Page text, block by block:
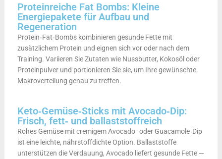
Proteinreiche Fat Bombs: Kleine
Energiepakete für Aufbau und
Regeneration
Protein‑Fat‑Bombs kombinieren gesunde Fette mit
zusätzlichem Protein und eignen sich vor oder nach dem
Training. Variieren Sie Zutaten wie Nussbutter, Kokosöl oder
Proteinpulver und portionieren Sie sie, um Ihre gewünschte
Makroverteilung genau zu treffen.
Keto‑Gemüse‑Sticks mit Avocado‑Dip:
Frisch, fett‑ und ballaststoffreich
Rohes Gemüse mit cremigem Avocado‑ oder Guacamole‑Dip
ist eine leichte, nährstoffdichte Option. Ballaststoffe
unterstützen die Verdauung, Avocado liefert gesunde Fette —